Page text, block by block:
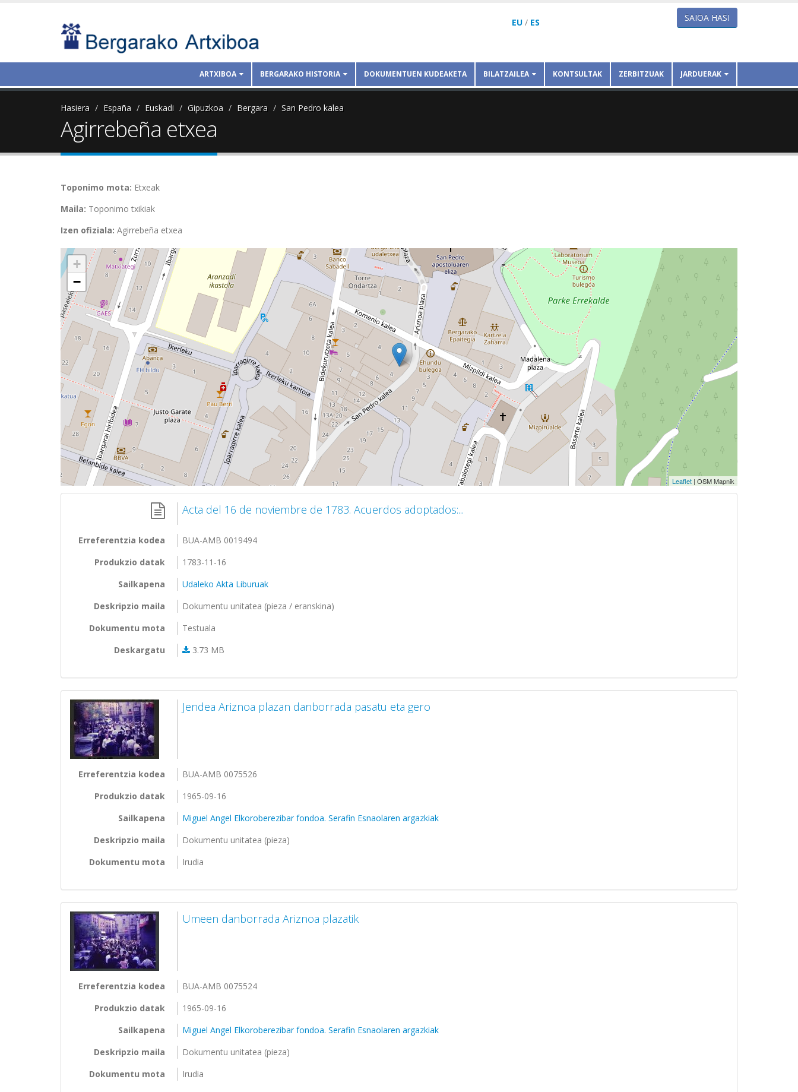
EU / ES SAIOA HASI
ARTXIBOA BERGARAKO HISTORIA DOKUMENTUEN KUDEAKETA BILATZAILEA KONTSULTAK ZERBITZUAK JARDUERAK
Hasiera España Euskadi Gipuzkoa Bergara San Pedro kalea
Agirrebeña etxea
Toponimo mota: Etxeak
Maila: Toponimo txikiak
Izen ofiziala: Agirrebeña etxea
+
−
Leaflet | OSM Mapnik
Acta del 16 de noviembre de 1783. Acuerdos adoptados:...
Erreferentzia kodea
BUA-AMB 0019494
Produkzio datak
1783-11-16
Sailkapena
Udaleko Akta Liburuak
Deskripzio maila
Dokumentu unitatea (pieza / eranskina)
Dokumentu mota
Testuala
Deskargatu
3.73 MB
Jendea Ariznoa plazan danborrada pasatu eta gero
Erreferentzia kodea
BUA-AMB 0075526
Produkzio datak
1965-09-16
Sailkapena
Miguel Angel Elkoroberezibar fondoa. Serafin Esnaolaren argazkiak
Deskripzio maila
Dokumentu unitatea (pieza)
Dokumentu mota
Irudia
Umeen danborrada Ariznoa plazatik
Erreferentzia kodea
BUA-AMB 0075524
Produkzio datak
1965-09-16
Sailkapena
Miguel Angel Elkoroberezibar fondoa. Serafin Esnaolaren argazkiak
Deskripzio maila
Dokumentu unitatea (pieza)
Dokumentu mota
Irudia